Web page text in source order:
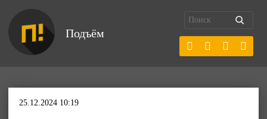
Подъём
25.12.2024 10:19